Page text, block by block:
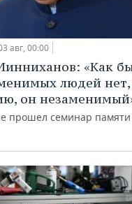
авг, 00:00
«Как
людей нет,
он
прошел семинар памяти